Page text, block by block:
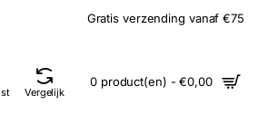
Gratis verzending vanaf €75
Vergelijk
0 product(en) - €0,00